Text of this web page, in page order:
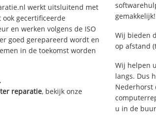
werkt uitsluitend met
gecertificeerde
en werken volgens de ISO
goed gerepareerd wordt en
in de toekomst worden
reparatie, bekijk onze
gemakkelijk!
Wij bieden
op afstand
Wij helpen
langs. Dus
Nederhorst
u in de